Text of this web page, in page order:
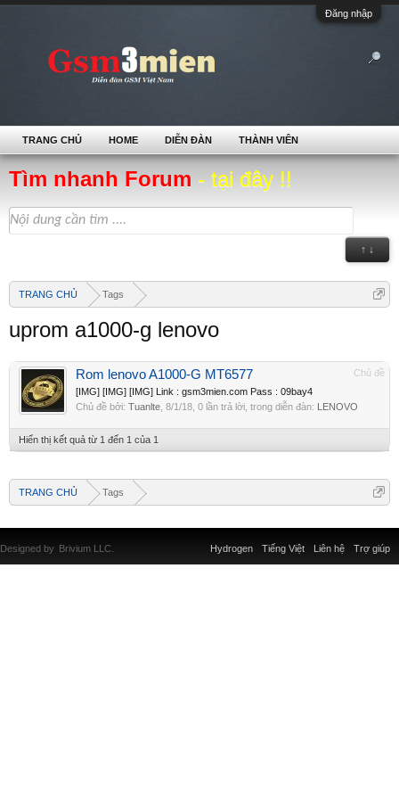
Đăng nhập
Tìm nhanh Forum - tại đây !!
↑ ↓
TRANG CHỦ Tags
uprom a1000-g lenovo
Chủ đề
Rom lenovo A1000-G MT6577
[IMG] [IMG] [IMG] Link : gsm3mien.com Pass : 09bay4
Chủ đề bởi: Tuanlte 8/1/18 , 0 lần trả lời, trong diễn đàn: LENOVO
Hiển thị kết quả từ 1 đến 1 của 1
TRANG CHỦ Tags
TRANG CHỦ HOME DIỄN ĐÀN THÀNH VIÊN
Liên hệ Trợ giúp
Hydrogen Tiếng Việt
Designed by Brivium LLC.